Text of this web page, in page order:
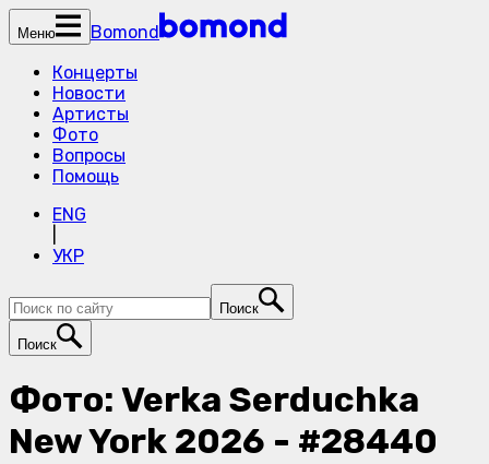
Меню
Bomond
Концерты
Новости
Артисты
Фото
Вопросы
Помощь
ENG
УКР
Поиск
Поиск
Фото: Verka Serduchka
New York 2026 - #28440